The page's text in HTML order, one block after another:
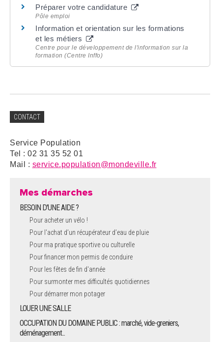
Préparer votre candidature
Pôle emploi
Information et orientation sur les formations
et les métiers
Centre pour le développement de l'information sur la
formation (Centre Inffo)
CONTACT
Service Population
Tel : 02 31 35 52 01
Mail : service.population@mondeville.fr
Mes démarches
BESOIN D'UNE AIDE ?
Pour acheter un vélo !
Pour l'achat d’un récupérateur d’eau de pluie
Pour ma pratique sportive ou culturelle
Pour financer mon permis de conduire
Pour les fêtes de fin d'année
Pour surmonter mes difficultés quotidiennes
Pour démarrer mon potager
LOUER UNE SALLE
OCCUPATION DU DOMAINE PUBLIC : marché, vide-greniers,
déménagement...